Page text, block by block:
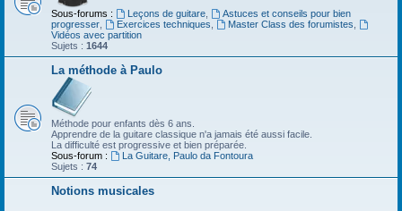
Sous-forums : Leçons de guitare,
Astuces et conseils pour bien
progresser
Exercices techniques Master Class des forumistes
Vidéos avec partition
Sujets : 1644
La méthode à Paulo
Méthode pour enfants dès 6 ans.
Apprendre de la guitare classique n'a jamais été aussi facile.
La difficulté est progressive et bien préparée.
Sous-forum :
La Guitare, Paulo da Fontoura
Sujets : 74
Notions musicales